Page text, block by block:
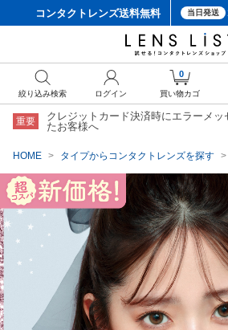
コンタクトレンズ送料無料 当日発送
重要
クレジットカード決済時にエラーメッ
たお客様へ
HOME タイプからコンタクトレンズを探す
絞り込み検索 ログイン
0
買い物カゴ
クーポン詳細